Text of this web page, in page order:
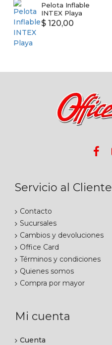
Pelota Inflable
INTEX Playa
$ 120,00
Servicio al Cliente
Contacto
Sucursales
Cambios y devoluciones
Office Card
Términos y condiciones
Quienes somos
Compra por mayor
Mi cuenta
Cuenta